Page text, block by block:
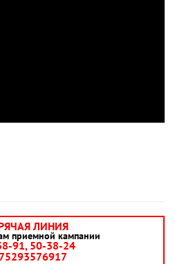
ЛИНИЯ
приемной кампании
91, 50-38-24